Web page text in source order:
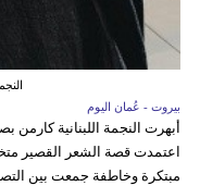
بيروت - عُمان اليوم
أبهرت النجمة اللبنانية
اعتمدت قصة الشعر القصير
مبتكرة وخاطفة جمعت بين